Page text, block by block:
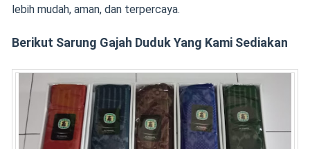
lebih mudah, aman, dan terpercaya.
Berikut Sarung Gajah Duduk Yang Kami Sediakan